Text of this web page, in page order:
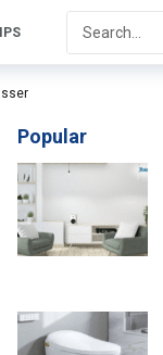
Popular